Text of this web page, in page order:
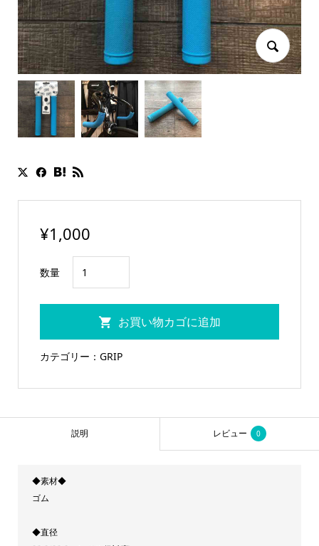
¥1,000
数量
ト
ラ
グ
お買い物カゴに追加
カテゴリー： GRIP
説明 レビュー 0
◆素材◆
ゴム
◆直径